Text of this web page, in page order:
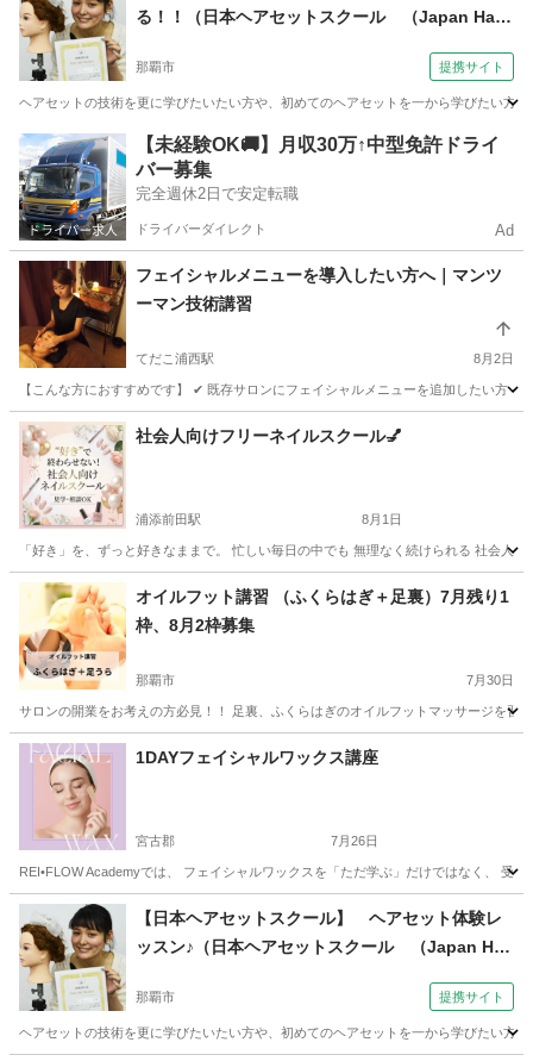
る！！（日本ヘアセットスクール （Japan Hair
べる♪）
那覇市 提携サイト
ヘアセットの技術を更に学びたいたい方や、初めてのヘアセットを一から学びたい方
沖縄 那覇市 ヘアメイク
【未経験OK🚚】月収30万↑中型免許ドライ
バー募集
完全週休2日で安定転職
ドライバーダイレクト Ad
フェイシャルメニューを導入したい方へ｜マンツ
ーマン技術講習
てだこ浦西駅 8月2日
【こんな方におすすめです】 ✔ 既存サロンにフェイシャルメニューを追加したい方
沖縄 中頭郡 てだこ浦西駅 エステ フェイシャル
社会人向けフリーネイルスクール💅
浦添前田駅 8月1日
「好き」を、ずっと好きなままで。 忙しい毎日の中でも 無理なく続けられる 社会
沖縄 中頭郡 浦添前田駅 ネイル 社会人
オイルフット講習 （ふくらはぎ＋足裏）7月残り1
枠、8月2枠募集
那覇市 7月30日
サロンの開業をお考えの方必見！！ 足裏、ふくらはぎのオイルフットマッサージを
沖縄 那覇市 フットマッサージ ふくらはぎ
1DAYフェイシャルワックス講座
宮古郡 7月26日
REI•FLOW Academyでは、 フェイシャルワックスを「ただ学ぶ」だけではなく、 受
沖縄 宮古郡 その他 フェイシャル
【日本ヘアセットスクール】 ヘアセット体験レ
ッスン♪（日本ヘアセットスクール （Japan Hair
べる♪）
那覇市 提携サイト
ヘアセットの技術を更に学びたいたい方や、初めてのヘアセットを一から学びたい方